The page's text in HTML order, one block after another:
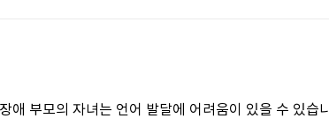
애 부모의 자녀는 언어 발달에 어려움이 있을 수 있습니